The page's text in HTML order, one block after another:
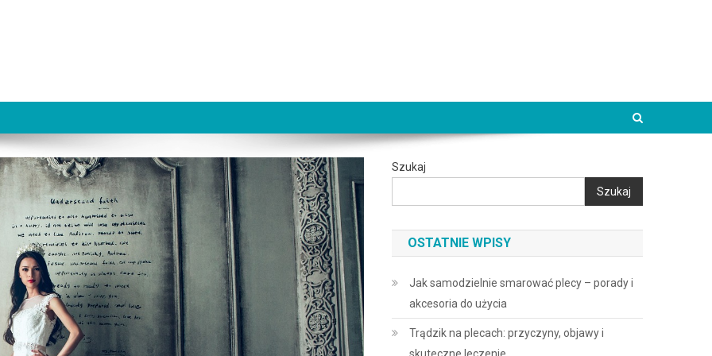
Szukaj
Szukaj
OSTATNIE WPISY
Jak samodzielnie smarować plecy – porady i
akcesoria do użycia
Trądzik na plecach: przyczyny, objawy i